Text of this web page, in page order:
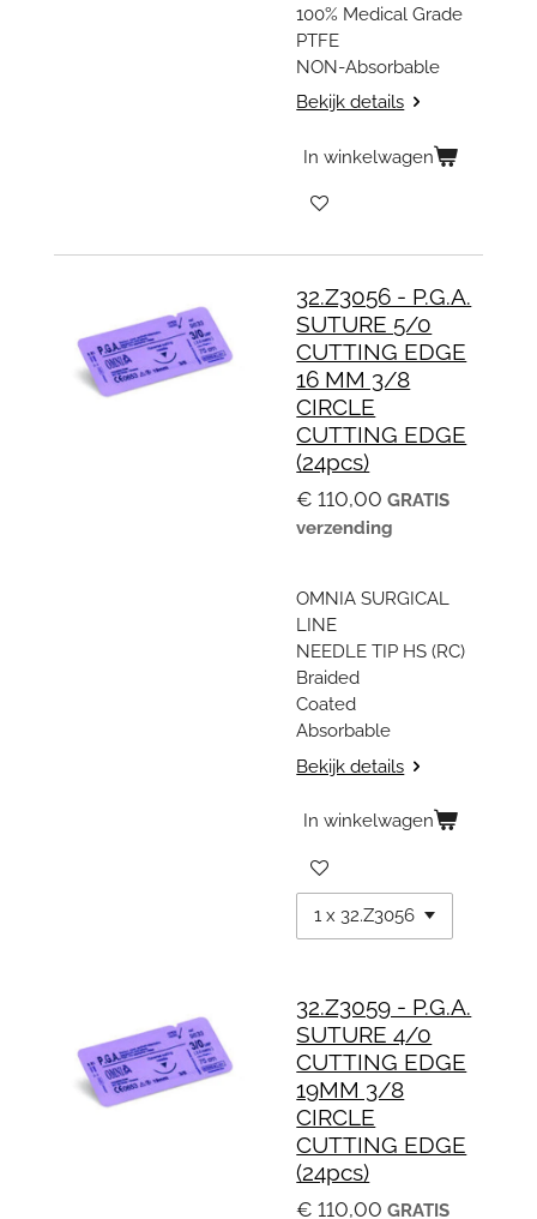
100% Medical Grade
PTFE
NON-Absorbable
Bekijk details
In winkelwagen
32.Z3056 - P.G.A.
SUTURE 5/0
CUTTING EDGE
16 MM 3/8
CIRCLE
CUTTING EDGE
(24pcs)
€ 110,00 GRATIS
verzending
OMNIA SURGICAL
LINE
NEEDLE TIP HS (RC)
Braided
Coated
Absorbable
Bekijk details
In winkelwagen
32.Z3059 - P.G.A.
SUTURE 4/0
CUTTING EDGE
19MM 3/8
CIRCLE
CUTTING EDGE
(24pcs)
€ 110,00 GRATIS